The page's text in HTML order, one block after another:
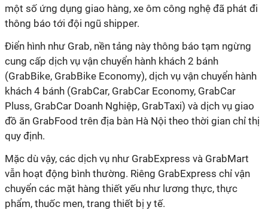
một số ứng dụng giao hàng, xe ôm công nghệ đã phát đi
thông báo tới đội ngũ shipper.
Điển hình như Grab, nền tảng này thông báo tạm ngừng
cung cấp dịch vụ vận chuyển hành khách 2 bánh
(GrabBike, GrabBike Economy), dịch vụ vận chuyển hành
khách 4 bánh (GrabCar, GrabCar Economy, GrabCar
Pluss, GrabCar Doanh Nghiệp, GrabTaxi) và dịch vụ giao
đồ ăn GrabFood trên địa bàn Hà Nội theo thời gian chỉ thị
quy định.
Mặc dù vậy, các dịch vụ như GrabExpress và GrabMart
vẫn hoạt động bình thường. Riêng GrabExpress chỉ vận
chuyển các mặt hàng thiết yếu như lương thực, thực
phẩm, thuốc men, trang thiết bị y tế.